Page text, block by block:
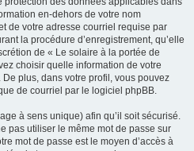
en-dehors de votre nom
de votre adresse courriel requise par
la procédure d’enregistrement, qu’elle
de « Le solaire à la portée de
choisir quelle information de votre
plus, dans votre profil, vous pouvez
de courriel par le logiciel phpBB.
à sens unique) afin qu’il soit sécurisé.
pas utiliser le même mot de passe sur
mot de passe est le moyen d’accès à